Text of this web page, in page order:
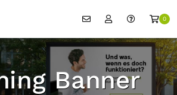
0
Banner